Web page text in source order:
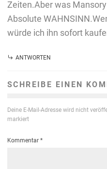
Zeiten.Aber was
Absolute
würde ich ihn sofort
ANTWORTEN
SCHREIBE EINEN
Deine E-Mail-Adresse wird nicht
markiert
Kommentar *